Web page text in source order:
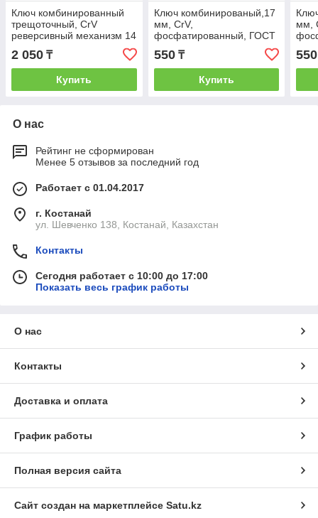
Ключ комбинированный
трещоточный, CrV
реверсивный механизм 14
2 050 ₸
Купить
Ключ комбинированый,17
мм, CrV,
фосфатированный, ГОСТ
16983// СИБРТЕХ
550₸
Купить
мм,
550
О нас
Рейтинг не сформирован
Менее 5 отзывов за последний год
Работает с 01.04.2017
г. Костанай
ул. Шевченко 138, Костанай, Казахстан
Контакты
Сегодня работает с 10:00 до 17:00
Показать весь график работы
О нас
Контакты
Доставка и оплата
График работы
Полная версия сайта
Сайт создан на маркетплейсе Satu.kz